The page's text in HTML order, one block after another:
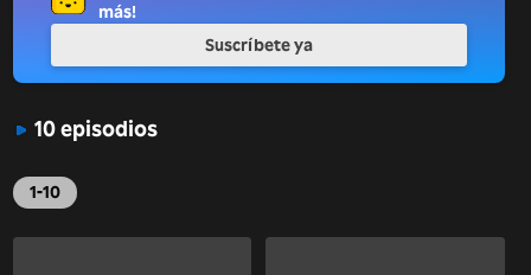
10 episodios
1-10
más!
Suscríbete ya